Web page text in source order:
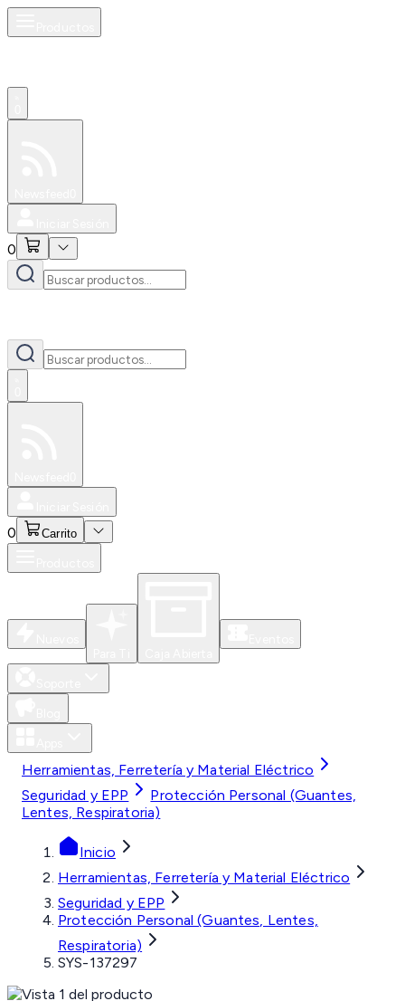
0
0 Carrito
Herramientas, Ferretería y Material Eléctrico
Seguridad y EPP
Protección Personal (Guantes,
Lentes, Respiratoria)
Inicio
Herramientas, Ferretería y Material Eléctrico
Seguridad y EPP
Protección Personal (Guantes, Lentes,
Respiratoria)
SYS-137297